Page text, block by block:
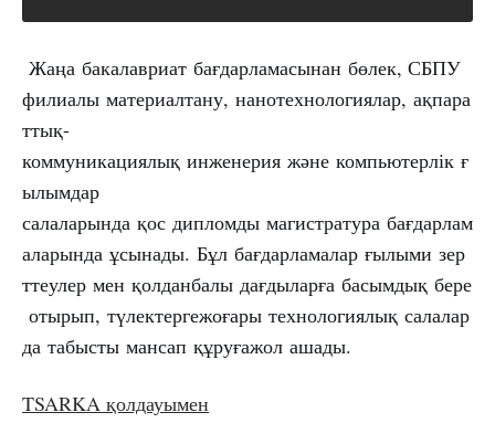
Жаңа бакалавриат бағдарламасынан бөлек, СБПУ
филиалы материалтану, нанотехнологиялар, ақпара
ттық-
коммуникациялық инженерия және компьютерлік ғ
ылымдар
салаларында қос дипломды магистратура бағдарлам
аларында ұсынады. Бұл бағдарламалар ғылыми зер
ттеулер мен қолданбалы дағдыларға басымдық бере
отырып, түлектергежоғары технологиялық салалар
да табысты мансап құруғажол ашады.
TSARKA қолдауымен